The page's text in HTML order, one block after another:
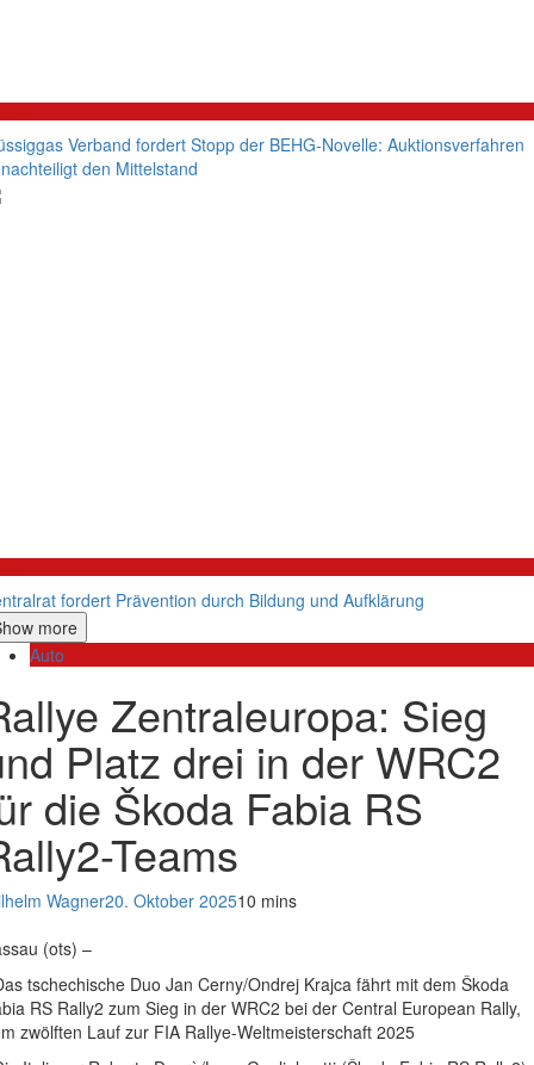
Verband fordert Stopp der BEHG-Novelle: Auktionsverfahren
den Mittelstand
fordert Prävention durch Bildung und Aufklärung
more
Auto
Zentraleuropa: Sieg
Platz drei in der WRC2
die Škoda Fabia RS
Teams
Wagner20. Oktober 202510 mins
(ots) –
tschechische Duo Jan Cerny/Ondrej Krajca fährt mit dem Škoda
RS Rally2 zum Sieg in der WRC2 bei der Central European Rally,
zwölften Lauf zur FIA Rallye-Weltmeisterschaft 2025